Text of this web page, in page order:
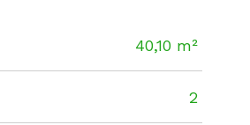
40,10 m²
2